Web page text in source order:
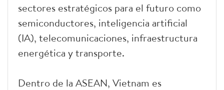
sectores estratégicos para el futuro como
semiconductores, inteligencia artificial
(IA), telecomunicaciones, infraestructura
energética y transporte.
Dentro de la ASEAN, Vietnam es